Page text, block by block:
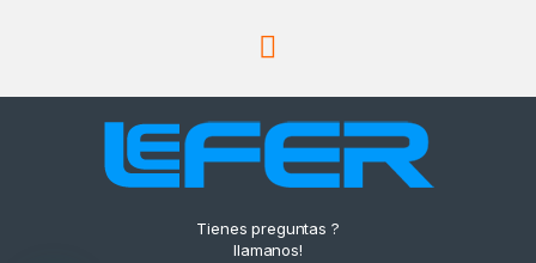
Tienes preguntas ?
llamanos!